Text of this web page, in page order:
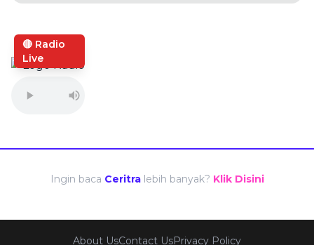
🔴 Radio
Live
Ingin baca Ceritra lebih banyak? Klik Disini
About UsContact UsPrivacy Policy